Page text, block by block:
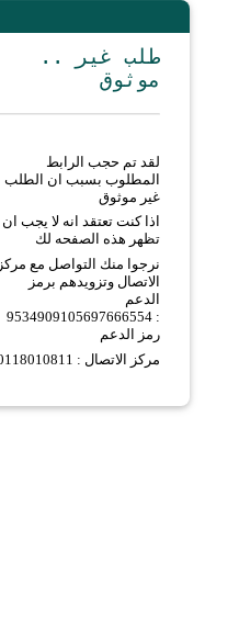
.. طلب غير
موثوق
لقد تم حجب الرابط
المطلوب بسبب ان الطلب
غير موثوق
اذا كنت تعتقد انه لا يجب ان
تظهر هذه الصفحه لك
نرجوا منك التواصل مع مركز
الاتصال وتزويدهم برمز
الدعم
9534909105697666554 :
رمز الدعم
مركز الاتصال : 0118010811